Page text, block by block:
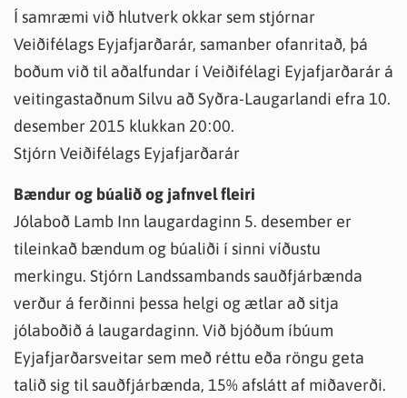
Í samræmi við hlutverk okkar sem stjórnar
Veiðifélags Eyjafjarðarár, samanber ofanritað, þá
boðum við til aðalfundar í Veiðifélagi Eyjafjarðarár á
veitingastaðnum Silvu að Syðra-Laugarlandi efra 10.
desember 2015 klukkan 20:00.
Stjórn Veiðifélags Eyjafjarðarár
Bændur og búalið og jafnvel fleiri
Jólaboð Lamb Inn laugardaginn 5. desember er
tileinkað bændum og búaliði í sinni víðustu
merkingu. Stjórn Landssambands sauðfjárbænda
verður á ferðinni þessa helgi og ætlar að sitja
jólaboðið á laugardaginn. Við bjóðum íbúum
Eyjafjarðarsveitar sem með réttu eða röngu geta
talið sig til sauðfjárbænda, 15% afslátt af miðaverði.